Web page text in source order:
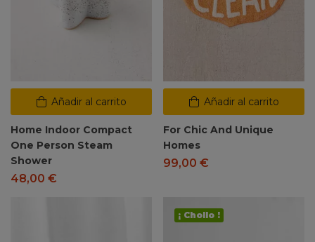
Añadir al carrito
Home Indoor Compact
One Person Steam
Shower
48,00 €
Añadir al carrito
For Chic And Unique
Homes
99,00 €
¡ Chollo !